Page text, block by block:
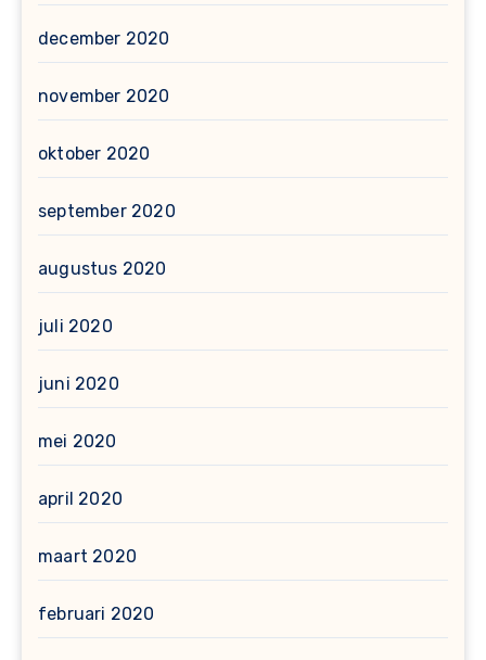
december 2020
november 2020
oktober 2020
september 2020
augustus 2020
juli 2020
juni 2020
mei 2020
april 2020
maart 2020
februari 2020